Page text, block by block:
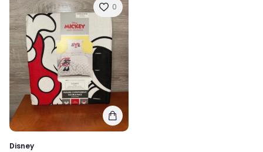
0
Disney